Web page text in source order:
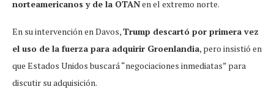
norteamericanos y de la OTANen el extremo norte.
En su intervención en Davos,Trump descartó por primera vez
el uso de la fuerza para adquirir Groenlandia, pero insistió en
que Estados Unidos buscará “negociaciones inmediatas” para
discutir su adquisición.